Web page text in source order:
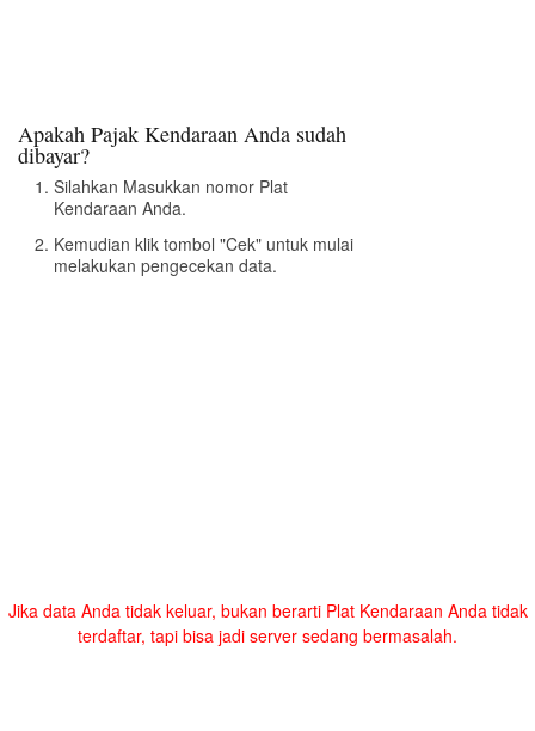
Apakah Pajak Kendaraan Anda sudah
dibayar?
Silahkan Masukkan nomor Plat
Kendaraan Anda.
Kemudian klik tombol "Cek" untuk mulai
melakukan pengecekan data.
Jika data Anda tidak keluar, bukan berarti Plat Kendaraan Anda tidak
terdaftar, tapi bisa jadi server sedang bermasalah.